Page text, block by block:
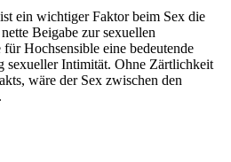
ein wichtiger Faktor beim Sex die
Beigabe zur sexuellen
Hochsensible eine bedeutende
sexueller Intimität. Ohne Zärtlichkeit
wäre der Sex zwischen den